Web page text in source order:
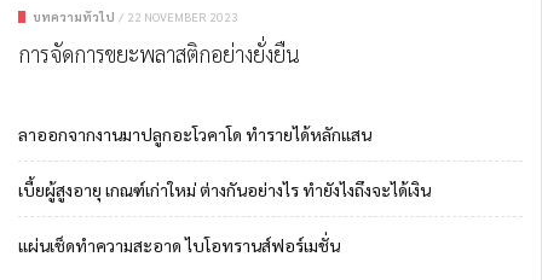
บทความทั่วไป / 22 NOVEMBER 2023
การจัดการขยะพลาสติกอย่างยั่งยืน
ลาออกจากงานมาปลูกอะโวคาโด ทำรายได้หลักแสน
เบี้ยผู้สูงอายุ เกณฑ์เก่าใหม่ ต่างกันอย่างไร ทำยังไงถึงจะได้เงิน
แผ่นเช็ดทำความสะอาด ไบโอทรานส์ฟอร์เมชั่น